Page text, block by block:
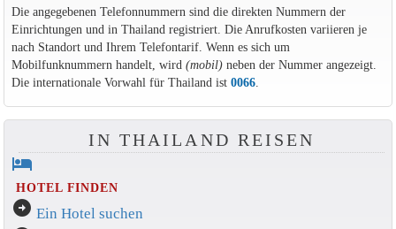
Die angegebenen Telefonnummern sind die direkten Nummern der
Einrichtungen und in Thailand registriert. Die Anrufkosten variieren je
nach Standort und Ihrem Telefontarif. Wenn es sich um
Mobilfunknummern handelt, wird (mobil)neben der Nummer angezeigt.
Die internationale Vorwahl für Thailand ist 0066.
IN THAILAND REISEN
hotel
HOTEL FINDEN
arrow_circle_right Ein Hotel suchen